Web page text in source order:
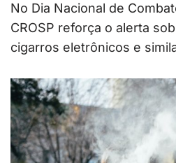
No Dia Nacional de
CROSP reforça o alerta
cigarros eletrônicos e